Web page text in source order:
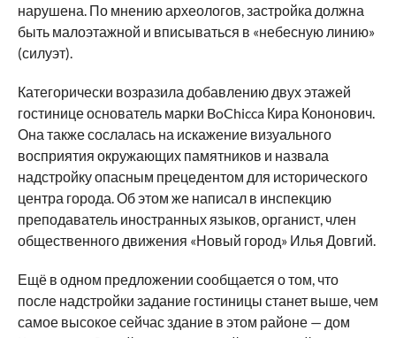
нарушена. По мнению археологов, застройка должна
быть малоэтажной и вписываться в «небесную линию»
(силуэт).
Категорически возразила добавлению двух этажей
гостинице основатель марки BoChicca Кира Кононович.
Она также сослалась на искажение визуального
восприятия окружающих памятников и назвала
надстройку опасным прецедентом для исторического
центра города. Об этом же написал в инспекцию
преподаватель иностранных языков, органист, член
общественного движения «Новый город» Илья Довгий.
Ещё в одном предложении сообщается о том, что
после надстройки задание гостиницы станет выше, чем
самое высокое сейчас здание в этом районе — дом